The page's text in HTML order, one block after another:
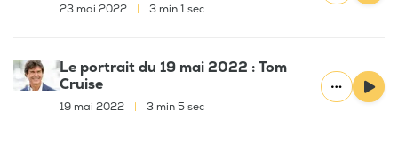
23 mai 2022 3 min 1 sec
Le portrait du 19 mai 2022 : Tom
Cruise
19 mai 2022 3 min 5 sec